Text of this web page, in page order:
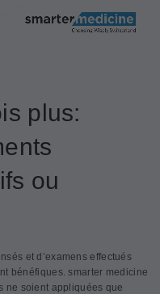
plus:
ou
et d’examens effectués
bénéfiques. smarter medicine
ne soient appliquées que